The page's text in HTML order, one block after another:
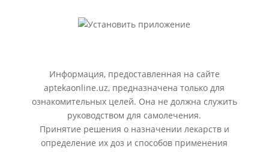
Информация, предоставленная на сайте
aptekaonline.uz, предназначена только для
ознакомительных целей. Она не должна служить
руководством для самолечения.
Принятие решения о назначении лекарств и
определение их доз и способов применения